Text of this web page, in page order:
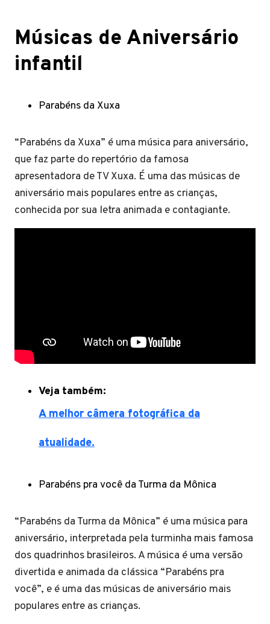
Músicas de Aniversário
infantil
Parabéns da Xuxa
“Parabéns da Xuxa” é uma música para aniversário,
que faz parte do repertório da famosa
apresentadora de TV Xuxa. É uma das músicas de
aniversário mais populares entre as crianças,
conhecida por sua letra animada e contagiante.
Veja também:
A melhor câmera fotográfica da
atualidade.
Parabéns pra você da Turma da Mônica
“Parabéns da Turma da Mônica” é uma música para
aniversário, interpretada pela turminha mais famosa
dos quadrinhos brasileiros. A música é uma versão
divertida e animada da clássica “Parabéns pra
você”, e é uma das músicas de aniversário mais
populares entre as crianças.